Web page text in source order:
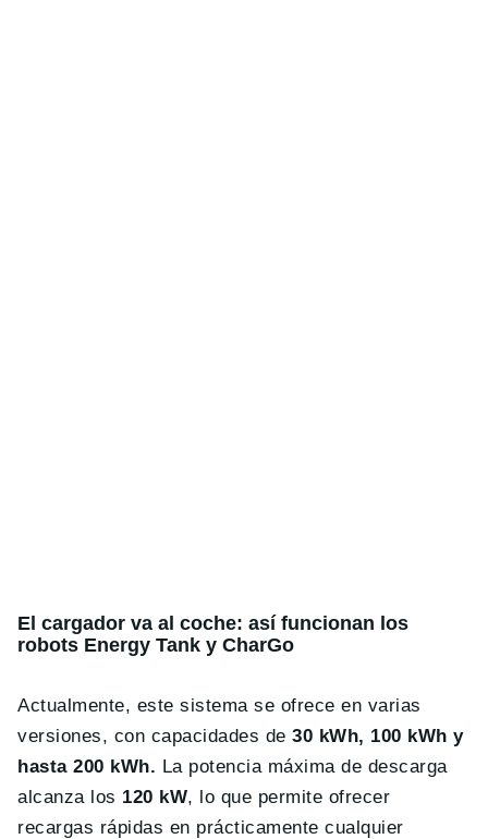
El cargador va al coche: así funcionan los
robots Energy Tank y CharGo
Actualmente, este sistema se ofrece en varias
versiones, con capacidades de30 kWh, 100 kWh y
hasta 200 kWh. La potencia máxima de descarga
alcanza los 120 kW, lo que permite ofrecer
recargas rápidas en prácticamente cualquier